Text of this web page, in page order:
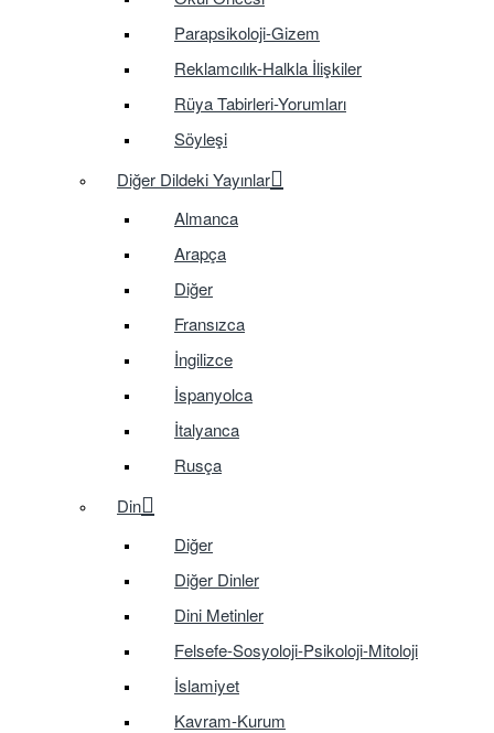
Parapsikoloji-Gizem
Reklamcılık-Halkla İlişkiler
Rüya Tabirleri-Yorumları
Söyleşi
Diğer Dildeki Yayınlar
Almanca
Arapça
Diğer
Fransızca
İngilizce
İspanyolca
İtalyanca
Rusça
Din
Diğer
Diğer Dinler
Dini Metinler
Felsefe-Sosyoloji-Psikoloji-Mitoloji
İslamiyet
Kavram-Kurum